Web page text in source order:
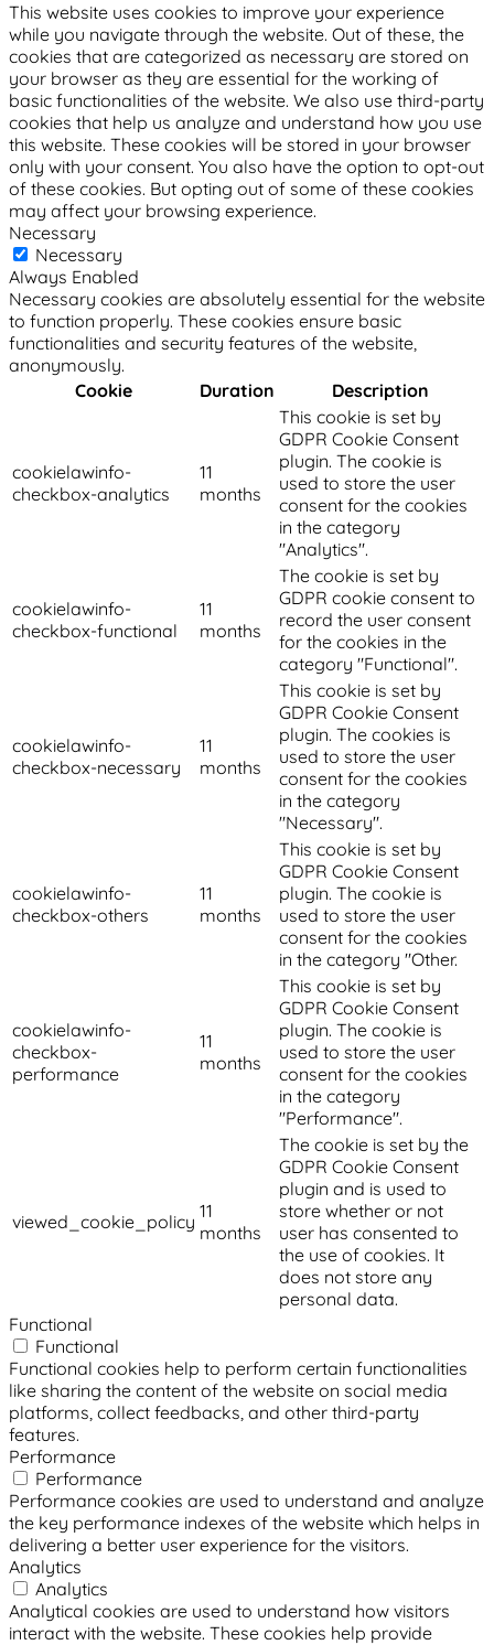
This website uses cookies to improve your experience
while you navigate through the website. Out of these, the
cookies that are categorized as necessary are stored on
your browser as they are essential for the working of
basic functionalities of the website. We also use third-party
cookies that help us analyze and understand how you use
this website. These cookies will be stored in your browser
only with your consent. You also have the option to opt-out
of these cookies. But opting out of some of these cookies
may affect your browsing experience.
Necessary
Necessary
Always Enabled
Necessary cookies are absolutely essential for the website
to function properly. These cookies ensure basic
functionalities and security features of the website,
anonymously.
Cookie
Duration Description
cookielawinfo-
checkbox-analytics
11
months
This cookie is set by
GDPR Cookie Consent
plugin. The cookie is
used to store the user
consent for the cookies
in the category
"Analytics".
cookielawinfo-
checkbox-functional
11
months
The cookie is set by
GDPR cookie consent to
record the user consent
for the cookies in the
category "Functional".
cookielawinfo-
checkbox-necessary
11
months
This cookie is set by
GDPR Cookie Consent
plugin. The cookies is
used to store the user
consent for the cookies
in the category
"Necessary".
cookielawinfo-
checkbox-others
11
months
This cookie is set by
GDPR Cookie Consent
plugin. The cookie is
used to store the user
consent for the cookies
in the category "Other.
cookielawinfo-
checkbox-
performance
11
months
This cookie is set by
GDPR Cookie Consent
plugin. The cookie is
used to store the user
consent for the cookies
in the category
"Performance".
viewed_cookie_policy 11
months
The cookie is set by the
GDPR Cookie Consent
plugin and is used to
store whether or not
user has consented to
the use of cookies. It
does not store any
personal data.
Functional
Functional
Functional cookies help to perform certain functionalities
like sharing the content of the website on social media
platforms, collect feedbacks, and other third-party
features.
Performance
Performance
Performance cookies are used to understand and analyze
the key performance indexes of the website which helps in
delivering a better user experience for the visitors.
Analytics
Analytics
Analytical cookies are used to understand how visitors
interact with the website. These cookies help provide